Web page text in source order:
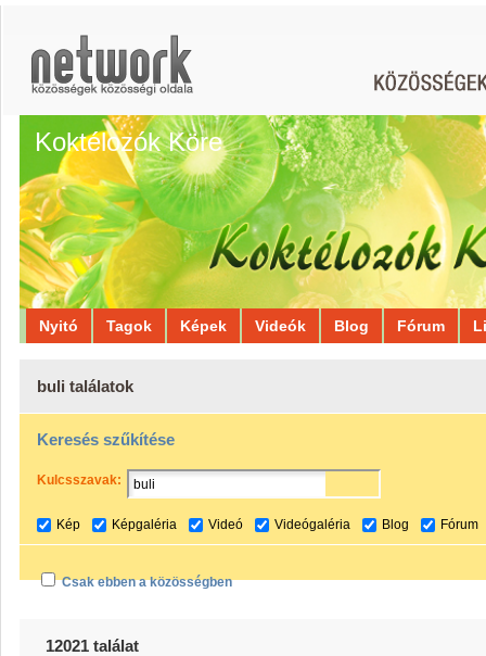
Koktélozók Köre
Nyitó Tagok Képek Videók Blog Fórum
buli találatok
Keresés szűkítése
Kulcsszavak:
Kép Képgaléria Videó Videógaléria Blog Fórum
Csak ebben a közösségben
12021 találat